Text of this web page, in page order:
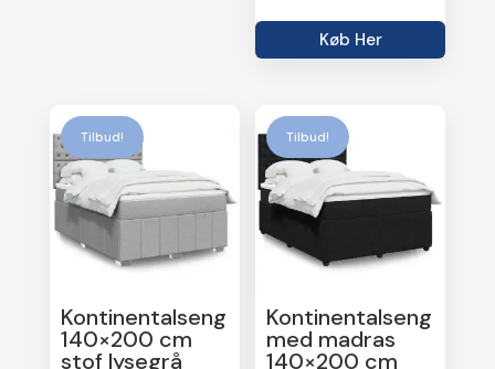
Køb Her
Tilbud!
Kontinentalseng
140×200 cm
stof lysegrå
Tilbud!
Kontinentalseng
med madras
140×200 cm